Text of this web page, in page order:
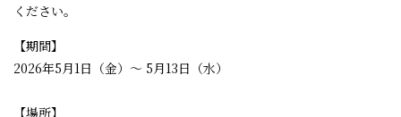
ください。
【期間】
2026年5月1日（金）～ 5月13日（水）
【場所】